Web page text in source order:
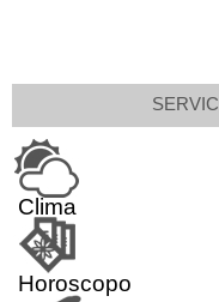
Clima
Horoscopo